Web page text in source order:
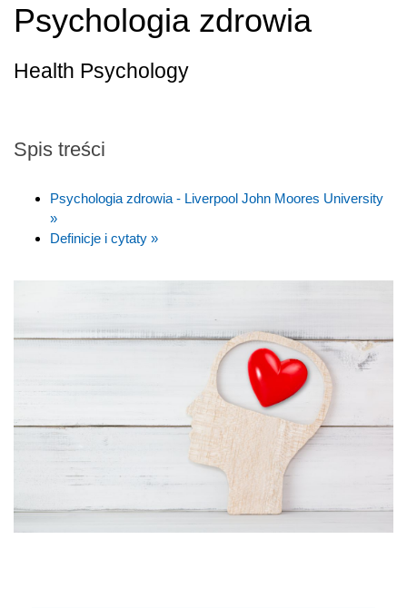
Psychologia zdrowia
Health Psychology
Spis treści
Psychologia zdrowia - Liverpool John Moores University
»
Definicje i cytaty »